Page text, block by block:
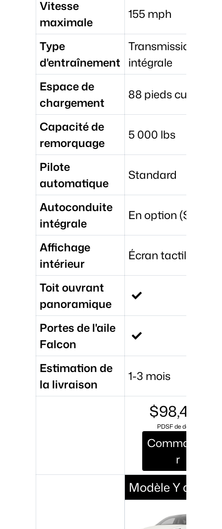
Vitesse
maximale
155 mph
Type
d'entraînement
Transmission
intégrale
Espace de
chargement
88 pieds cubes
Capacité de
remorquage
5 000 lbs
Pilote
automatique
Standard
Autoconduite
intégrale
En option
Affichage
intérieur
Écran tactile 17
Toit ouvrant
panoramique
Portes de l'aile
Falcon
Estimation de
la livraison
1-3 mois
$98,490
PDSF de départ
Commande
r
Modèle Y de